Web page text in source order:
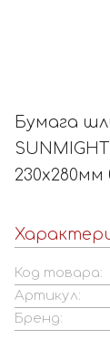
Бумага
230х280мм
Код товара:
Артикул:
Бренд: